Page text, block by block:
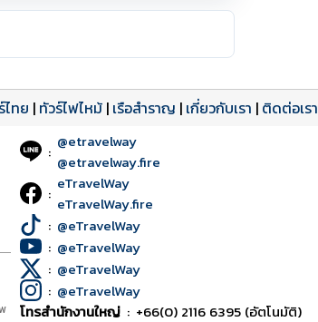
ไทย | ทัวร์ไฟไหม้ | เรือสำราญ | เกี่ยวกับเรา | ติดต่อเรา
: @etravelway
@etravelway.fire
: eTravelWay
eTravelWay.fire
: @eTravelWay
: @eTravelWay
: @eTravelWay
: @eTravelWay
โทรสำนักงานใหญ่ : +66(0) 2116 6395 (อัตโนมัติ)